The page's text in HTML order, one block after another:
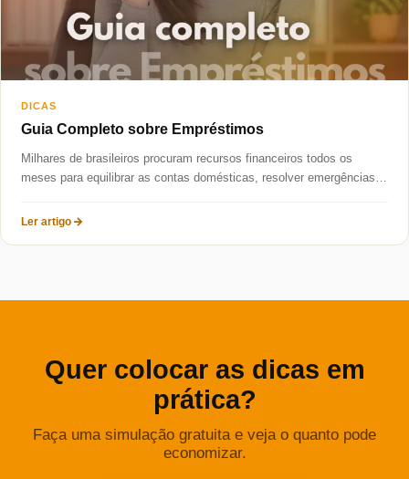
Fale Conosco
DICAS
Guia Completo sobre Empréstimos
Milhares de brasileiros procuram recursos financeiros todos os
meses para equilibrar as contas domésticas, resolver emergências
Ler artigo
Quer colocar as dicas em
prática?
Faça uma simulação gratuita e veja o quanto pode
economizar.